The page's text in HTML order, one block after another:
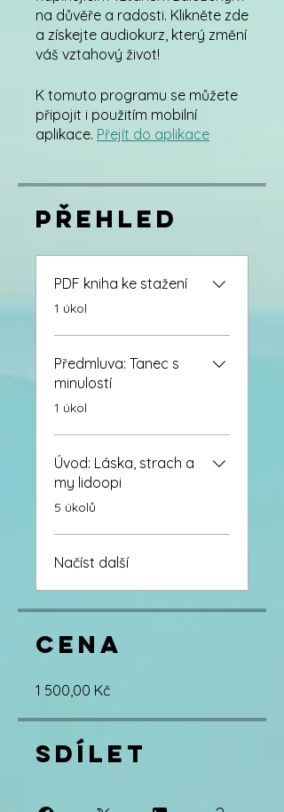
na důvěře a radosti. Klikněte zde
a získejte audiokurz, který změní
váš vztahový život!
K tomuto programu se můžete
připojit i použitím mobilní
aplikace. Přejít do aplikace
Přehled
PDF kniha ke stažení
.1 úkol
Předmluva: Tanec s
minulostí
.1 úkol
Úvod: Láska, strach a
my lidoopi
.5 úkolů
Načíst další
Cena
1 500,00 Kč
Sdílet